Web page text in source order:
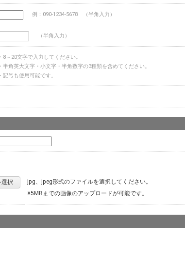
例：090-1234-5678 （半角入力）
（半角入力）
・8～20文字で入力してください。
・半角英大文字・小文字・半角数字の3種類を含めてください。
・記号も使用可能です。
選択
jpg、jpeg形式のファイルを選択してください。
※5MBまでの画像のアップロードが可能です。